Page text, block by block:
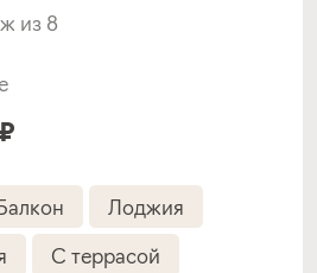
из 8
Лоджия
С террасой